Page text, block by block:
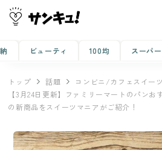
ビューティ 100均 スーパー
トップ 話題
コンビニ/カフェスイーツ
【3月24日更新】ファミリーマートのパンお
の新商品をスイーツマニアがご紹介！